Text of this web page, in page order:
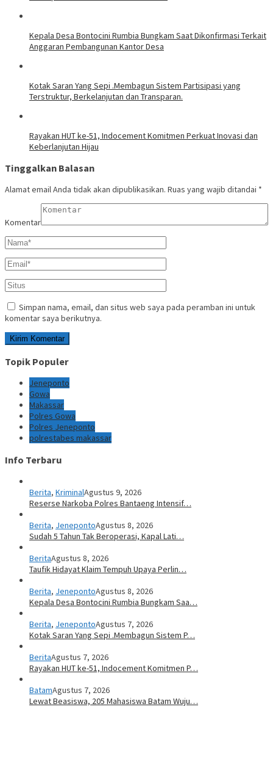
Kepala Desa Bontocini Rumbia Bungkam Saat Dikonfirmasi Terkait
Anggaran Pembangunan Kantor Desa
Kotak Saran Yang Sepi .Membagun Sistem Partisipasi yang
Terstruktur, Berkelanjutan dan Transparan.
Rayakan HUT ke-51, Indocement Komitmen Perkuat Inovasi dan
Keberlanjutan Hijau
Tinggalkan Balasan
Alamat email Anda tidak akan dipublikasikan. Ruas yang wajib ditandai *
Komentar
Simpan nama, email, dan situs web saya pada peramban ini untuk
komentar saya berikutnya.
Topik Populer
Jeneponto
Gowa
Makassar
Polres Gowa
Polres Jeneponto
polrestabes makassar
Info Terbaru
Berita, KriminalAgustus 9, 2026
Reserse Narkoba Polres Bantaeng Intensif…
Berita, JenepontoAgustus 8, 2026
Sudah 5 Tahun Tak Beroperasi, Kapal Lati…
BeritaAgustus 8, 2026
Taufik Hidayat Klaim Tempuh Upaya Perlin…
Berita, JenepontoAgustus 8, 2026
Kepala Desa Bontocini Rumbia Bungkam Saa…
Berita, JenepontoAgustus 7, 2026
Kotak Saran Yang Sepi .Membagun Sistem P…
BeritaAgustus 7, 2026
Rayakan HUT ke-51, Indocement Komitmen P…
BatamAgustus 7, 2026
Lewat Beasiswa, 205 Mahasiswa Batam Wuju…